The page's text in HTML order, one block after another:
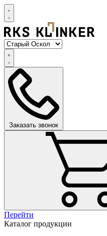
Заказать звонок
Перейти
Каталог продукции